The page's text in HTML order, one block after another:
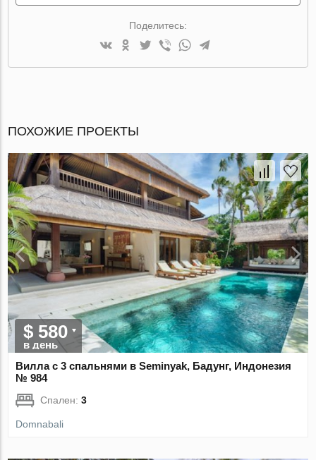
Поделитесь:
ПОХОЖИЕ ПРОЕКТЫ
$ 580
в день
Вилла с 3 спальнями в Seminyak, Бадунг, Индонезия
№ 984
Спален:3
Domnabali